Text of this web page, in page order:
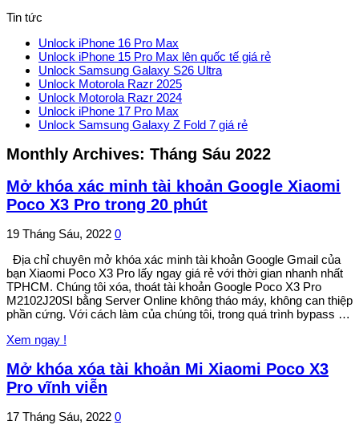
Tin tức
Unlock iPhone 16 Pro Max
Unlock iPhone 15 Pro Max lên quốc tế giá rẻ
Unlock Samsung Galaxy S26 Ultra
Unlock Motorola Razr 2025
Unlock Motorola Razr 2024
Unlock iPhone 17 Pro Max
Unlock Samsung Galaxy Z Fold 7 giá rẻ
Monthly Archives: Tháng Sáu 2022
Mở khóa xác minh tài khoản Google Xiaomi
Poco X3 Pro trong 20 phút
19 Tháng Sáu, 2022 0
Địa chỉ chuyên mở khóa xác minh tài khoản Google Gmail của
bạn Xiaomi Poco X3 Pro lấy ngay giá rẻ với thời gian nhanh nhất
TPHCM. Chúng tôi xóa, thoát tài khoản Google Poco X3 Pro
M2102J20SI bằng Server Online không tháo máy, không can thiệp
phần cứng. Với cách làm của chúng tôi, trong quá trình bypass …
Xem ngay !
Mở khóa xóa tài khoản Mi Xiaomi Poco X3
Pro vĩnh viễn
17 Tháng Sáu, 2022 0